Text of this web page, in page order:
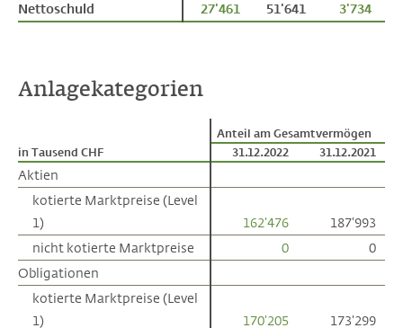
Nettoschuld
27'461 51'641 3'734
Nettoschuld
Anlagekategorien
Anteil am Gesamtvermögen
in Tausend CHF
31.12.2022 31.12.2021
Aktien
kotierte Marktpreise (Level
1)
162'476
187'993
nicht kotierte Marktpreise
0
0
Obligationen
kotierte Marktpreise (Level
1)
170'205
173'299
in Tausend CHF
Aktien
kotierte Marktpreise (Level
1)
nicht kotierte Marktpreise
Obligationen
kotierte Marktpreise (Level
1)